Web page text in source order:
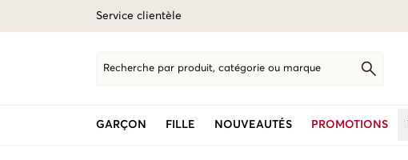
Service clientèle
Recherche par produit, catégorie ou marque
GARÇON FILLE NOUVEAUTÉS PROMOTIONS